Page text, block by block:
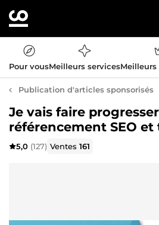
Pour vousMeilleurs servicesMeilleurs
Publication d'articles sponsorisés
Je vais faire
référencement SEO et
5,0 (127) Ventes161